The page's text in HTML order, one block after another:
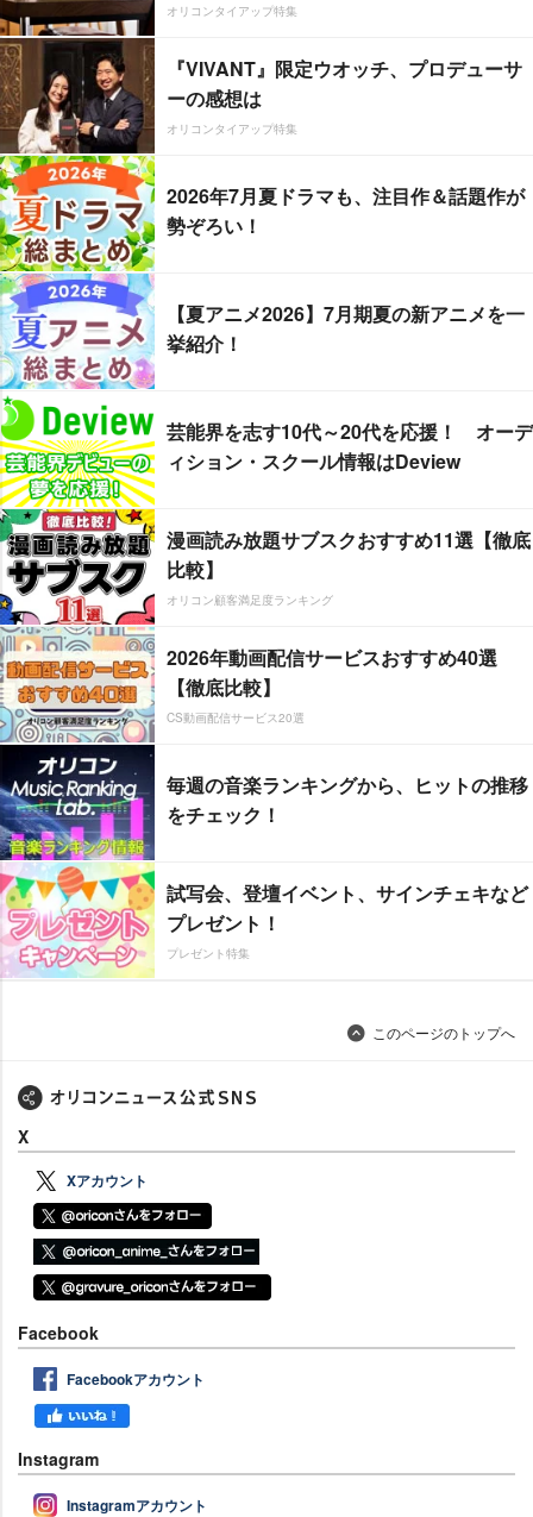
オリコンタイアップ特集
『VIVANT』限定ウオッチ、プロデューサ
ーの感想は
オリコンタイアップ特集
2026年7月夏ドラマも、注目作＆話題作が
勢ぞろい！
【夏アニメ2026】7月期夏の新アニメを一
挙紹介！
芸能界を志す10代～20代を応援！ オーデ
ィション・スクール情報はDeview
漫画読み放題サブスクおすすめ11選【徹底
比較】
オリコン顧客満足度ランキング
2026年動画配信サービスおすすめ40選
【徹底比較】
CS動画配信サービス20選
毎週の音楽ランキングから、ヒットの推移
をチェック！
試写会、登壇イベント、サインチェキなど
プレゼント！
プレゼント特集
このページのトップへ
X
Xアカウント
Facebook
Facebookアカウント
Instagram
Instagramアカウント